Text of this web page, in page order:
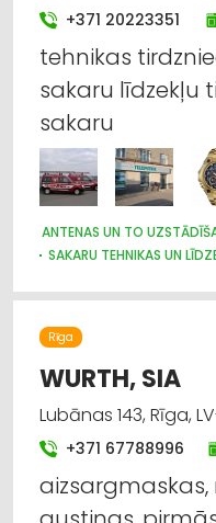
+371 20223351
tehnikas
sakaru līdzekļu
sakaru
ANTENAS UN TO
SAKARU TEHNIKAS UN
SAKARU TEHNIKAS UN
PULKSTEŅU TIRDZNIECĪBA
APSARDZE:
Rīga
WURTH, SIA
Lubānas 143, Rīga,
+371 67788996
aizsargmaskas,